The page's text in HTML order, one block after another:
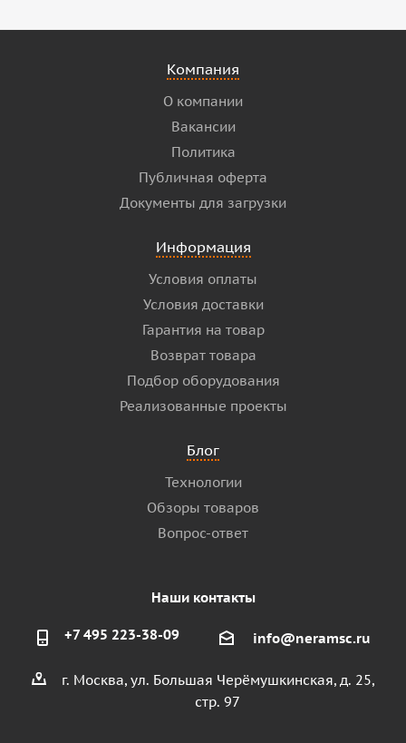
Компания
О компании
Вакансии
Политика
Публичная оферта
Документы для загрузки
Информация
Условия оплаты
Условия доставки
Гарантия на товар
Возврат товара
Подбор оборудования
Реализованные проекты
Блог
Технологии
Обзоры товаров
Вопрос-ответ
Наши контакты
+7 495 223-38-09 info@neramsc.ru
г. Москва, ул. Большая Черёмушкинская, д. 25,
стр. 97